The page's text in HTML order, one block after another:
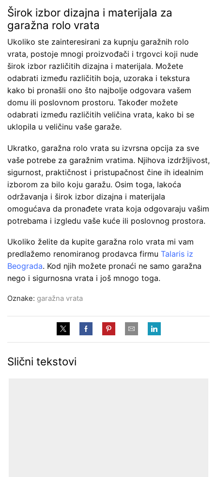
Širok izbor dizajna i materijala za
garažna rolo vrata
Ukoliko ste zainteresirani za kupnju garažnih rolo
vrata, postoje mnogi proizvođači i trgovci koji nude
širok izbor različitih dizajna i materijala. Možete
odabrati između različitih boja, uzoraka i tekstura
kako bi pronašli ono što najbolje odgovara vašem
domu ili poslovnom prostoru. Također možete
odabrati između različitih veličina vrata, kako bi se
uklopila u veličinu vaše garaže.
Ukratko, garažna rolo vrata su izvrsna opcija za sve
vaše potrebe za garažnim vratima. Njihova izdržljivost,
sigurnost, praktičnost i pristupačnost čine ih idealnim
izborom za bilo koju garažu. Osim toga, lakoća
održavanja i širok izbor dizajna i materijala
omogućava da pronađete vrata koja odgovaraju vašim
potrebama i izgledu vaše kuće ili poslovnog prostora.
Ukoliko želite da kupite garažna rolo vrata mi vam
predlažemo renomiranog prodavca firmu Talaris iz
Beograda. Kod njih možete pronaći ne samo garažna
nego i sigurnosna vrata i još mnogo toga.
Oznake: garažna vrata
Slični tekstovi